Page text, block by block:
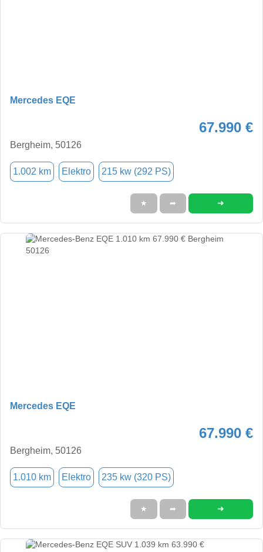
Mercedes EQE
67.990 €
Bergheim, 50126
1.002 km Elektro 215 kw (292 PS)
★ ➦ ➜
Mercedes EQE
67.990 €
Bergheim, 50126
1.010 km Elektro 235 kw (320 PS)
★ ➦ ➜